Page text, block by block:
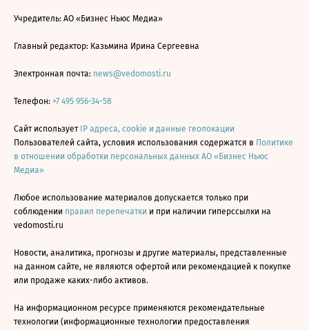
Учредитель: АО «Бизнес Ньюс Медиа»
Главный редактор: Казьмина Ирина Сергеевна
Электронная почта: news@vedomosti.ru
Телефон: +7 495 956-34-58
Сайт использует IP адреса, cookie и данные геолокации
Пользователей сайта, условия использования содержатся в Политике
в отношении обработки персональных данных АО «Бизнес Ньюс
Медиа»
Любое использование материалов допускается только при
соблюдении правил перепечатки и при наличии гиперссылки на
vedomosti.ru
Новости, аналитика, прогнозы и другие материалы, представленные
на данном сайте, не являются офертой или рекомендацией к покупке
или продаже каких-либо активов.
На информационном ресурсе применяются рекомендательные
технологии (информационные технологии предоставления